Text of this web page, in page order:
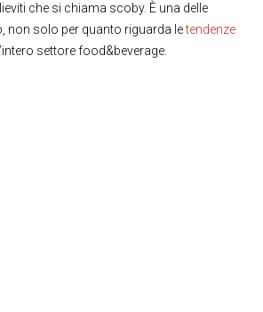
che si chiama scoby. È una delle
non solo per quanto riguarda letendenze
settore food&beverage.